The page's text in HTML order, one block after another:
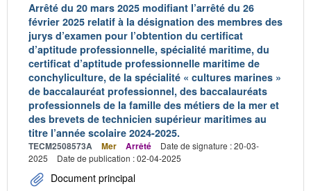
Arrêté du 20 mars 2025 modifiant l’arrêté du 26
février 2025 relatif à la désignation des membres des
jurys d’examen pour l’obtention du certificat
d’aptitude professionnelle, spécialité maritime, du
certificat d’aptitude professionnelle maritime de
conchyliculture, de la spécialité « cultures marines »
de baccalauréat professionnel, des baccalauréats
professionnels de la famille des métiers de la mer et
des brevets de technicien supérieur maritimes au
titre l’année scolaire 2024-2025.
TECM2508573A Mer Arrêté
Date de signature : 20-03-
2025
Date de publication : 02-04-2025
Document principal